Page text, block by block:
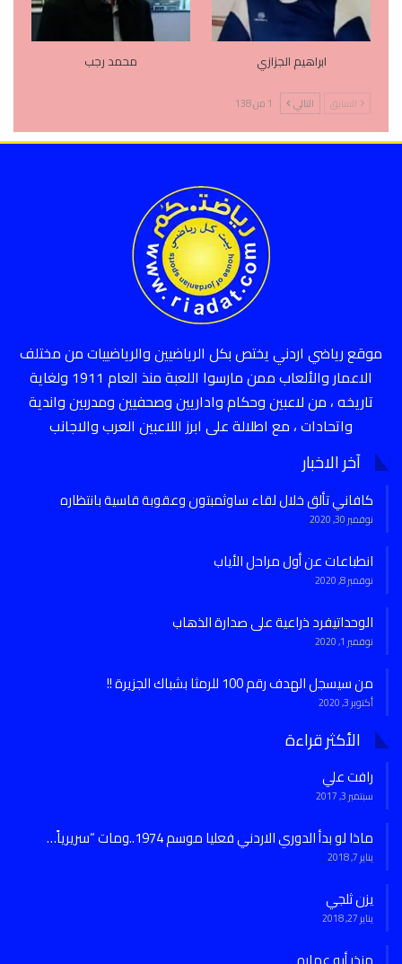
ابراهيم الجزازي محمد رجب
السابق التالي 1 من 138
موقع رياضي اردني يختص بكل الرياضيين والرياضييات من مختلف
الاعمار والألعاب ممن مارسوا اللعبة منذ العام 1911 ولغاية
تاريخه ، من لاعبين وحكام واداريين وصحفيين ومدربين واندية
واتحادات ، مع اطلالة على ابرز اللاعبين العرب والاجانب
آخر الاخبار
كافاني تألق خلال لقاء ساوثمبتون وعقوبة قاسية بانتظاره
نوفمبر 30, 2020
انطباعات عن أول مراحل الأياب
نوفمبر 8, 2020
الوحداتيفرد ذراعية على صدارة الذهاب
نوفمبر 1, 2020
من سيسجل الهدف رقم 100 للرمثا بشباك الجزيرة !!
أكتوبر 3, 2020
الأكثر قراءة
رافت علي
سبتمبر 3, 2017
ماذا لو بدأ الدوري الاردني فعليا موسم 1974..ومات “سريرياً…
يناير 7, 2018
يزن ثلجي
يناير 27, 2018